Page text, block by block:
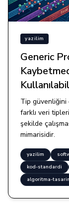
yazilim
Generic
Tip güvenliğini
farklı veri
şekilde
mimarisidir.
yazilim
kod-standardi
algoritma-